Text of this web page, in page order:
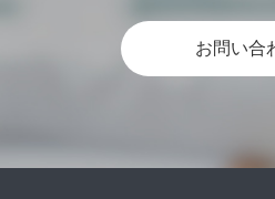
お問い合